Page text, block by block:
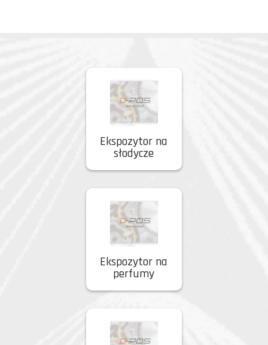
Ekspozytor na
słodycze
Ekspozytor na
perfumy